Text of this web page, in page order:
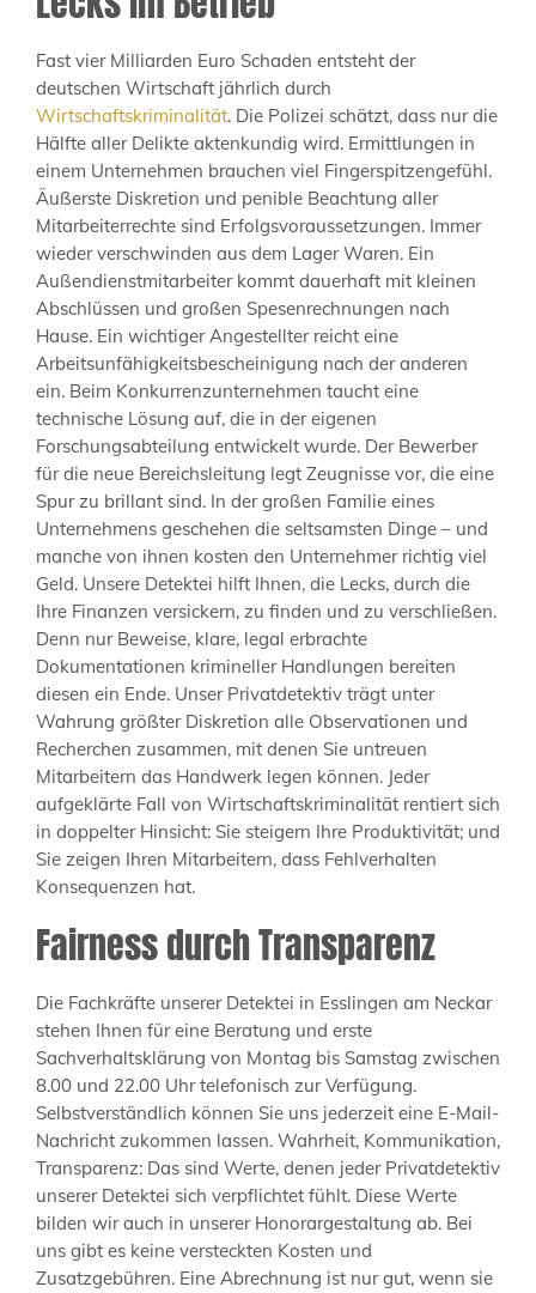
Fast vier Milliarden Euro Schaden entsteht der
deutschen Wirtschaft jährlich durch
Wirtschaftskriminalität. Die Polizei schätzt, dass nur die
Hälfte aller Delikte aktenkundig wird. Ermittlungen in
einem Unternehmen brauchen viel Fingerspitzengefühl.
Äußerste Diskretion und penible Beachtung aller
Mitarbeiterrechte sind Erfolgsvoraussetzungen. Immer
wieder verschwinden aus dem Lager Waren. Ein
Außendienstmitarbeiter kommt dauerhaft mit kleinen
Abschlüssen und großen Spesenrechnungen nach
Hause. Ein wichtiger Angestellter reicht eine
Arbeitsunfähigkeitsbescheinigung nach der anderen
ein. Beim Konkurrenzunternehmen taucht eine
technische Lösung auf, die in der eigenen
Forschungsabteilung entwickelt wurde. Der Bewerber
für die neue Bereichsleitung legt Zeugnisse vor, die eine
Spur zu brillant sind. In der großen Familie eines
Unternehmens geschehen die seltsamsten Dinge – und
manche von ihnen kosten den Unternehmer richtig viel
Geld. Unsere Detektei hilft Ihnen, die Lecks, durch die
Ihre Finanzen versickern, zu finden und zu verschließen.
Denn nur Beweise, klare, legal erbrachte
Dokumentationen krimineller Handlungen bereiten
diesen ein Ende. Unser Privatdetektiv trägt unter
Wahrung größter Diskretion alle Observationen und
Recherchen zusammen, mit denen Sie untreuen
Mitarbeitern das Handwerk legen können. Jeder
aufgeklärte Fall von Wirtschaftskriminalität rentiert sich
in doppelter Hinsicht: Sie steigern Ihre Produktivität; und
Sie zeigen Ihren Mitarbeitern, dass Fehlverhalten
Konsequenzen hat.
Fairness durch Transparenz
Die Fachkräfte unserer Detektei in Esslingen am Neckar
stehen Ihnen für eine Beratung und erste
Sachverhaltsklärung von Montag bis Samstag zwischen
8.00 und 22.00 Uhr telefonisch zur Verfügung.
Selbstverständlich können Sie uns jederzeit eine E-Mail-
Nachricht zukommen lassen. Wahrheit, Kommunikation,
Transparenz: Das sind Werte, denen jeder Privatdetektiv
unserer Detektei sich verpflichtet fühlt. Diese Werte
bilden wir auch in unserer Honorargestaltung ab. Bei
uns gibt es keine versteckten Kosten und
Zusatzgebühren. Eine Abrechnung ist nur gut, wenn sie